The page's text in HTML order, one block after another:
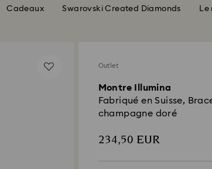
Cadeaux Swarovski Created Diamonds Le
Outlet
Montre Illumina
Fabriqué en Suisse,
champagne doré
234,50 EUR